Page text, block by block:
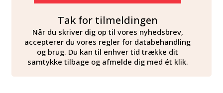
Tak for tilmeldingen
Når du skriver dig op til vores nyhedsbrev,
accepterer du vores regler for databehandling
og brug. Du kan til enhver tid trække dit
samtykke tilbage og afmelde dig med ét klik.